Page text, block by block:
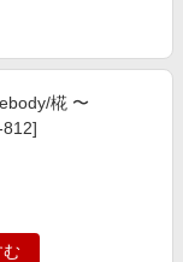
椛 〜
812]
む